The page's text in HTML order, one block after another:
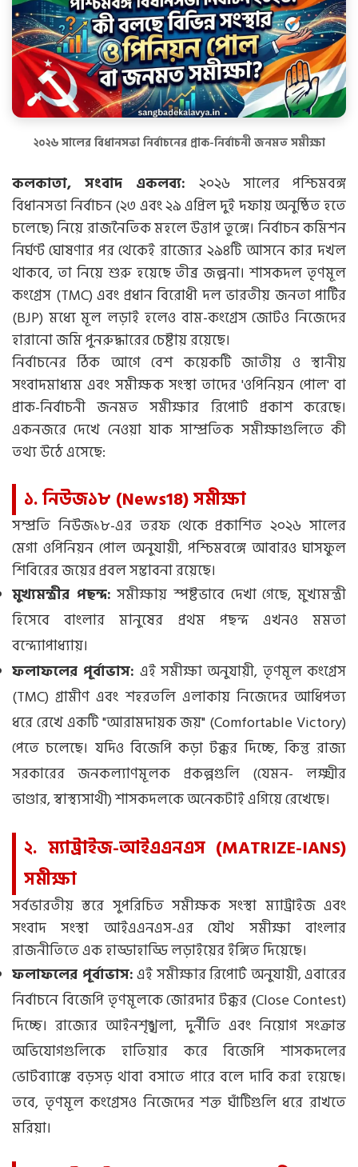
২০২৬ সালের বিধানসভা নির্বাচনের প্রাক-নির্বাচনী জনমত সমীক্ষা
কলকাতা, সংবাদ একলব্য: ২০২৬ সালের পশ্চিমবঙ্গ
বিধানসভা নির্বাচন (২৩ এবং ২৯ এপ্রিল দুই দফায় অনুষ্ঠিত হতে
চলেছে) নিয়ে রাজনৈতিক মহলে উত্তাপ তুঙ্গে। নির্বাচন কমিশন
নির্ঘণ্ট ঘোষণার পর থেকেই রাজ্যের ২৯৪টি আসনে কার দখল
থাকবে, তা নিয়ে শুরু হয়েছে তীব্র জল্পনা। শাসকদল তৃণমূল
কংগ্রেস (TMC) এবং প্রধান বিরোধী দল ভারতীয় জনতা পার্টির
(BJP) মধ্যে মূল লড়াই হলেও বাম-কংগ্রেস জোটও নিজেদের
হারানো জমি পুনরুদ্ধারের চেষ্টায় রয়েছে।
নির্বাচনের ঠিক আগে বেশ কয়েকটি জাতীয় ও স্থানীয়
সংবাদমাধ্যম এবং সমীক্ষক সংস্থা তাদের 'ওপিনিয়ন পোল' বা
প্রাক-নির্বাচনী জনমত সমীক্ষার রিপোর্ট প্রকাশ করেছে।
একনজরে দেখে নেওয়া যাক সাম্প্রতিক সমীক্ষাগুলিতে কী
তথ্য উঠে এসেছে:
১. নিউজ১৮ (News18) সমীক্ষা
সম্প্রতি নিউজ১৮-এর তরফ থেকে প্রকাশিত ২০২৬ সালের
মেগা ওপিনিয়ন পোল অনুযায়ী, পশ্চিমবঙ্গে আবারও ঘাসফুল
শিবিরের জয়ের প্রবল সম্ভাবনা রয়েছে।
মুখ্যমন্ত্রীর পছন্দ: সমীক্ষায় স্পষ্টভাবে দেখা গেছে, মুখ্যমন্ত্রী
হিসেবে বাংলার মানুষের প্রথম পছন্দ এখনও মমতা
বন্দ্যোপাধ্যায়।
ফলাফলের পূর্বাভাস: এই সমীক্ষা অনুযায়ী, তৃণমূল কংগ্রেস
(TMC) গ্রামীণ এবং শহরতলি এলাকায় নিজেদের আধিপত্য
ধরে রেখে একটি "আরামদায়ক জয়" (Comfortable Victory)
পেতে চলেছে। যদিও বিজেপি কড়া টক্কর দিচ্ছে, কিন্তু রাজ্য
সরকারের জনকল্যাণমূলক প্রকল্পগুলি (যেমন- লক্ষ্মীর
ভাণ্ডার, স্বাস্থ্যসাথী) শাসকদলকে অনেকটাই এগিয়ে রেখেছে।
২. ম্যাট্রাইজ-আইএএনএস (MATRIZE-IANS)
সমীক্ষা
সর্বভারতীয় স্তরে সুপরিচিত সমীক্ষক সংস্থা ম্যাট্রাইজ এবং
সংবাদ সংস্থা আইএএনএস-এর যৌথ সমীক্ষা বাংলার
রাজনীতিতে এক হাড্ডাহাড্ডি লড়াইয়ের ইঙ্গিত দিয়েছে।
ফলাফলের পূর্বাভাস:এই সমীক্ষার রিপোর্ট অনুযায়ী, এবারের
নির্বাচনে বিজেপি তৃণমূলকে জোরদার টক্কর (Close Contest)
দিচ্ছে। রাজ্যের আইনশৃঙ্খলা, দুর্নীতি এবং নিয়োগ সংক্রান্ত
অভিযোগগুলিকে হাতিয়ার করে বিজেপি শাসকদলের
ভোটব্যাঙ্কে বড়সড় থাবা বসাতে পারে বলে দাবি করা হয়েছে।
তবে, তৃণমূল কংগ্রেসও নিজেদের শক্ত ঘাঁটিগুলি ধরে রাখতে
মরিয়া।